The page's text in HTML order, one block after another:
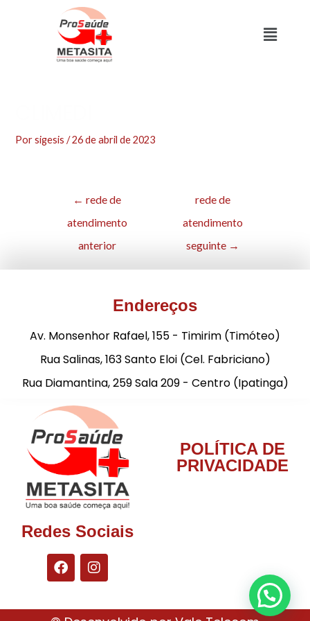
Porsigesis/26 de abril de 2023
← rede de
atendimento
anterior
rede de
atendimento
seguinte →
Endereços
Av. Monsenhor Rafael, 155 - Timirim (Timóteo)
Rua Salinas, 163 Santo Eloi (Cel. Fabriciano)
Rua Diamantina, 259 Sala 209 - Centro (Ipatinga)
POLÍTICA DE
PRIVACIDADE
Redes Sociais